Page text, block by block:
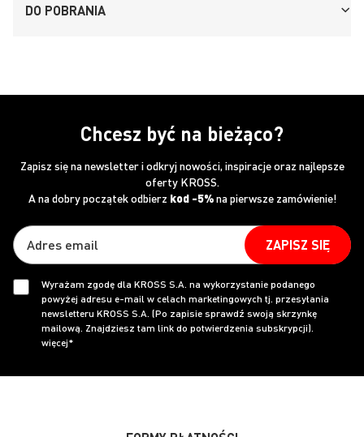
DO POBRANIA
Chcesz być na bieżąco?
Zapisz się na newsletter i odkryj nowości, inspiracje oraz najlepsze
oferty KROSS.
A na dobry początek odbierz kod -5%na pierwsze zamówienie!
ZAPISZ SIĘ
Wyrażam zgodę dla KROSS S.A. na wykorzystanie podanego
powyżej adresu e-mail w celach marketingowych tj. przesyłania
newsletteru KROSS S.A. (Po zapisie sprawdź swoją skrzynkę
mailową. Znajdziesz tam link do potwierdzenia subskrypcji).
więcej*